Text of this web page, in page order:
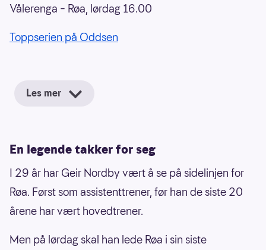
Vålerenga – Røa, lørdag 16.00
Toppserien på Oddsen
Les mer
En legende takker for seg
I 29 år har Geir Nordby vært å se på sidelinjen for
Røa. Først som assistenttrener, før han de siste 20
årene har vært hovedtrener.
Men på lørdag skal han lede Røa i sin siste